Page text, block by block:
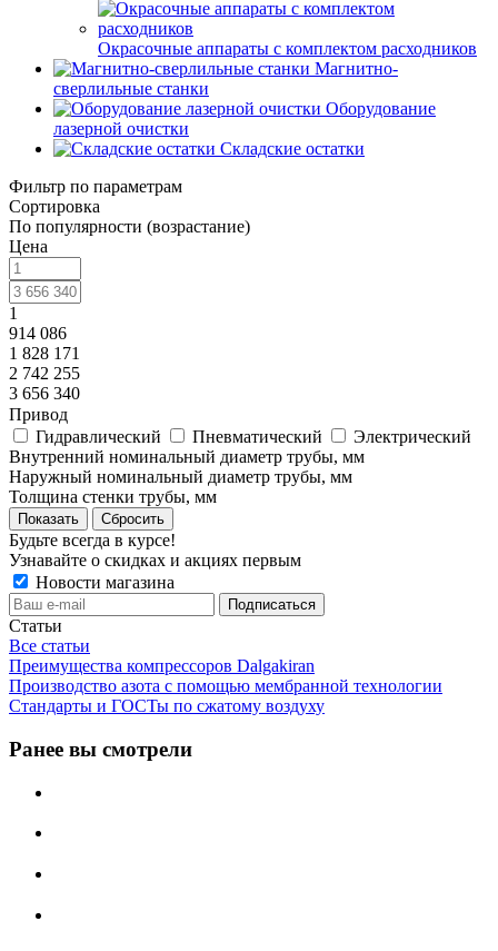
Окрасочные аппараты с комплектом расходников
Магнитно-
сверлильные станки
Оборудование
лазерной очистки
Складские остатки
Фильтр по параметрам
Сортировка
По популярности (возрастание)
Цена
1
914 086
1 828 171
2 742 255
3 656 340
Привод
Гидравлический
Пневматический
Электрический
Внутренний номинальный диаметр трубы, мм
Наружный номинальный диаметр трубы, мм
Толщина стенки трубы, мм
Сбросить
Будьте всегда в курсе!
Узнавайте о скидках и акциях первым
Новости магазина
Статьи
Все статьи
Преимущества компрессоров Dalgakiran
Производство азота с помощью мембранной технологии
Стандарты и ГОСТы по сжатому воздуху
Ранее вы смотрели